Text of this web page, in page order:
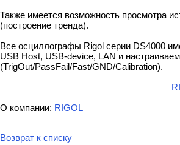
Также имеется возможность просмотра
(построение тренда).
Все осциллографы Rigol серии DS4000
USB Host, USB-device, LAN и
(TrigOut/PassFail/Fast/GND/Calibration).
О компании: RIGOL
Возврат к списку